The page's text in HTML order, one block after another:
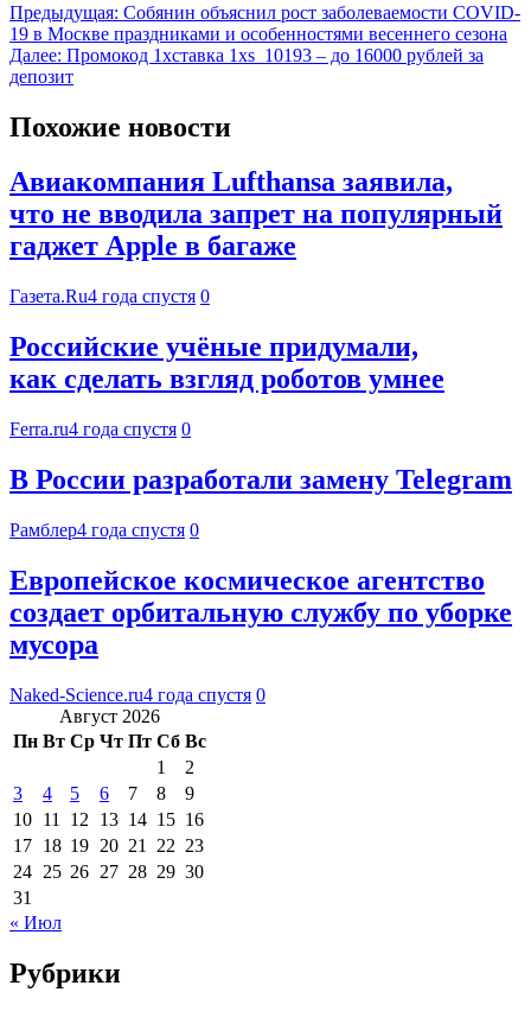
Предыдущая: Собянин объяснил рост заболеваемости COVID-
19 в Москве праздниками и особенностями весеннего сезона
Далее: Промокод 1хставка 1xs_10193 – до 16000 рублей за
депозит
Похожие новости
Авиакомпания Lufthansa заявила,
что не вводила запрет на популярный
гаджет Apple в багаже
Газета.Ru4 года спустя 0
Российские учёные придумали,
как сделать взгляд роботов умнее
Ferra.ru4 года спустя 0
В России разработали замену Telegram
Рамблер4 года спустя 0
Европейское космическое агентство
создает орбитальную службу по уборке
мусора
Naked-Science.ru4 года спустя 0
Август 2026
Пн Вт Ср Чт Пт Сб Вс
1
2
3
4 5 6 7 8
9
10 11 12 13 14 15 16
17 18 19 20 21 22 23
24 25 26 27 28 29 30
31
« Июл
Рубрики